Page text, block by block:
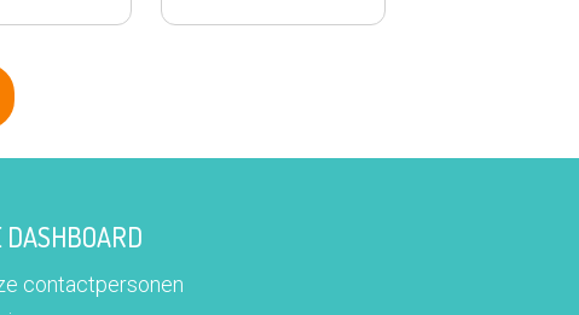
DASHBOARD
contactpersonen